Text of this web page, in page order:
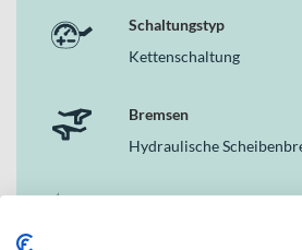
hohe Performance im Gelände
SRAM 12-Gang-Schaltungfür
Integrierte Systemlösung
Technik und aufgeräumter Optik
Charakteristik eines modernen E-
Schaltungstyp
Kettenschaltung
Bremsen
Hydraulische
Bosch Performance CX,